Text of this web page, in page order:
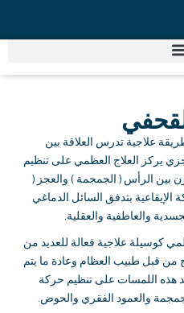
علاجية تدرس العلاقة بين
يركز العلاج العظمي على تنظيم
بين الرأس ( الجمجمة ) والعجز (
الإيقاعية بتدفق السائل الدماغي
والعاطفية والعقلية.
كوسيلة علاجية فعالة للعديد من
من قبل طبيب العظام وعادة ما يتم
هذه اللمسات على تنظيم حركة
والعمود الفقري والحوض.